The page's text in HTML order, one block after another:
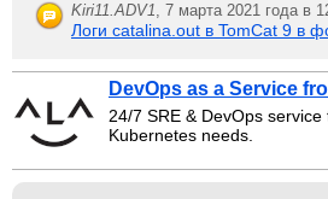
Kiri11.ADV1, 7 марта 2021 года в
Логи catalina.out в TomCat 9 в
DevOps as a Service
24/7 SRE & DevOps
Kubernetes needs.